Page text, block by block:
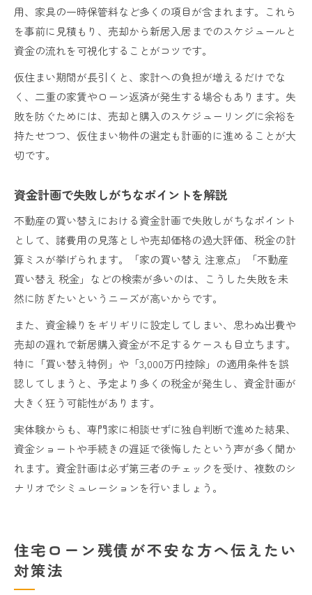
用、家具の一時保管料など多くの項目が含まれます。これら
を事前に見積もり、売却から新居入居までのスケジュールと
資金の流れを可視化することがコツです。
仮住まい期間が長引くと、家計への負担が増えるだけでな
く、二重の家賃やローン返済が発生する場合もあります。失
敗を防ぐためには、売却と購入のスケジューリングに余裕を
持たせつつ、仮住まい物件の選定も計画的に進めることが大
切です。
資金計画で失敗しがちなポイントを解説
不動産の買い替えにおける資金計画で失敗しがちなポイント
として、諸費用の見落としや売却価格の過大評価、税金の計
算ミスが挙げられます。「家の買い替え 注意点」「不動産
買い替え 税金」などの検索が多いのは、こうした失敗を未
然に防ぎたいというニーズが高いからです。
また、資金繰りをギリギリに設定してしまい、思わぬ出費や
売却の遅れで新居購入資金が不足するケースも目立ちます。
特に「買い替え特例」や「3,000万円控除」の適用条件を誤
認してしまうと、予定より多くの税金が発生し、資金計画が
大きく狂う可能性があります。
実体験からも、専門家に相談せずに独自判断で進めた結果、
資金ショートや手続きの遅延で後悔したという声が多く聞か
れます。資金計画は必ず第三者のチェックを受け、複数のシ
ナリオでシミュレーションを行いましょう。
住宅ローン残債が不安な方へ伝えたい
対策法